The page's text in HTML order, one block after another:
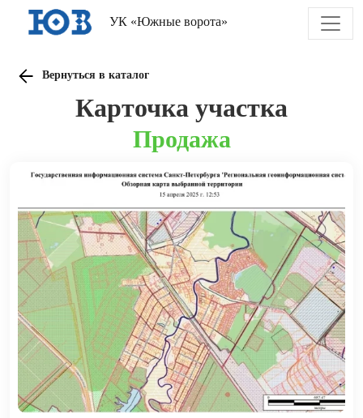
УК «Южные ворота»
Вернуться в каталог
Карточка участка
Продажа